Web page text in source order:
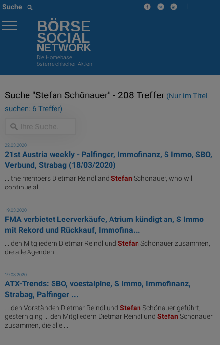
Suche |
BÖRSE
SOCIAL
NETWORK
Die Homebase
österreichischer Aktien
Suche "Stefan Schönauer" - 208 Treffer (Nur im Titel
suchen: 6 Treffer)
22.03.2020
21st Austria weekly - Palfinger, Immofinanz, S Immo, SBO,
Verbund, Strabag (18/03/2020)
... the members Dietmar Reindl and Stefan Schönauer, who will
continue all ...
19.03.2020
FMA verbietet Leerverkäufe, Atrium kündigt an, S Immo
mit Rekord und Rückkauf, Immofina...
... den Mitgliedern Dietmar Reindl und Stefan Schönauer zusammen,
die alle Agenden ...
19.03.2020
ATX-Trends: SBO, voestalpine, S Immo, Immofinanz,
Strabag, Palfinger ...
... den Vorständen Dietmar Reindl und Stefan Schönauer geführt,
gestern ging ... den Mitgliedern Dietmar Reindl und Stefan Schönauer
zusammen, die alle ...